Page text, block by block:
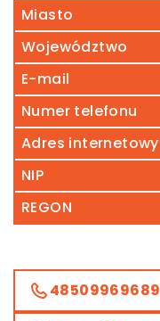
Miasto
Województwo
E-mail
Numer telefonu
Adres internetowy
NIP
REGON
48509969689